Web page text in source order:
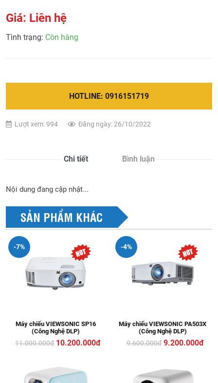
Giá: Liên hệ
Tình trạng: Còn hàng
HOTLINE: 0916151719
Lượt xem: 994 Đăng ngày: 26/10/2022
Chi tiết Bình luận
Nội dung đang cập nhật...
SẢN PHẨM KHÁC
-7%
Máy chiếu VIEWSONIC SP16
(Công Nghệ DLP)
11.000.000đ 10.200.000đ
-4%
Máy chiếu VIEWSONIC PA503X
(Công Nghệ DLP)
9.600.000đ 9.200.000đ